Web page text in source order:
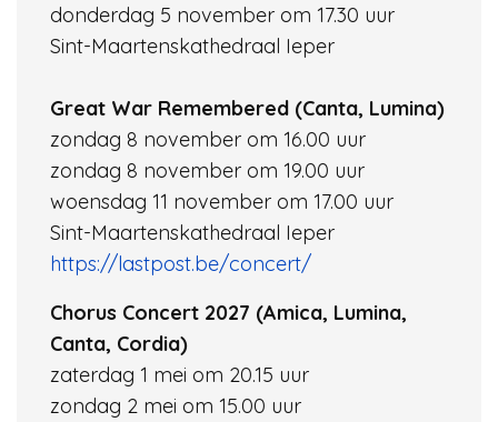
donderdag 5 november om 17.30 uur
Sint-Maartenskathedraal Ieper
Great War Remembered (Canta, Lumina)
zondag 8 november om 16.00 uur
zondag 8 november om 19.00 uur
woensdag 11 november om 17.00 uur
Sint-Maartenskathedraal Ieper
https://lastpost.be/concert/
Chorus Concert 2027 (Amica, Lumina,
Canta, Cordia)
zaterdag 1 mei om 20.15 uur
zondag 2 mei om 15.00 uur